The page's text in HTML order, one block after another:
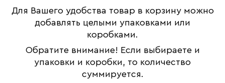
Для Вашего удобства товар в корзину можно
добавлять целыми упаковками или
коробками.
Обратите внимание! Если выбираете и
упаковки и коробки, то количество
суммируется.